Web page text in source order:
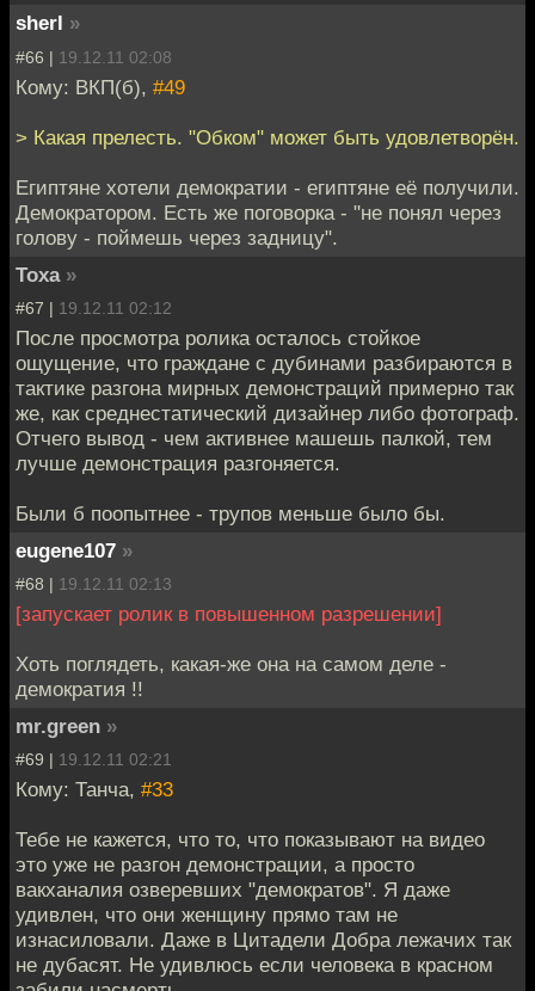
sherl »
#66 | 19.12.11 02:08
Кому: ВКП(б), #49
> Какая прелесть. "Обком" может быть удовлетворён.
Египтяне хотели демократии - египтяне её получили.
Демократором. Есть же поговорка - "не понял через
голову - поймешь через задницу".
Toxa »
#67 | 19.12.11 02:12
После просмотра ролика осталось стойкое
ощущение, что граждане с дубинами разбираются в
тактике разгона мирных демонстраций примерно так
же, как среднестатический дизайнер либо фотограф.
Отчего вывод - чем активнее машешь палкой, тем
лучше демонстрация разгоняется.
Были б поопытнее - трупов меньше было бы.
eugene107 »
#68 | 19.12.11 02:13
[запускает ролик в повышенном разрешении]
Хоть поглядеть, какая-же она на самом деле -
демократия !!
mr.green »
#69 | 19.12.11 02:21
Кому: Танча, #33
Тебе не кажется, что то, что показывают на видео
это уже не разгон демонстрации, а просто
вакханалия озверевших "демократов". Я даже
удивлен, что они женщину прямо там не
изнасиловали. Даже в Цитадели Добра лежачих так
не дубасят. Не удивлюсь если человека в красном